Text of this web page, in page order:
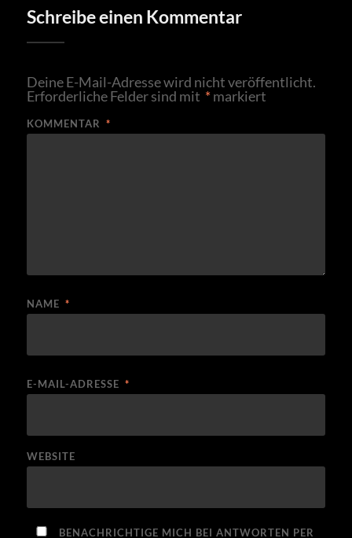
Schreibe einen Kommentar
Deine E-Mail-Adresse wird nicht veröffentlicht.
Erforderliche Felder sind mit *markiert
KOMMENTAR *
NAME *
E-MAIL-ADRESSE *
WEBSITE
BENACHRICHTIGE MICH BEI ANTWORTEN PER